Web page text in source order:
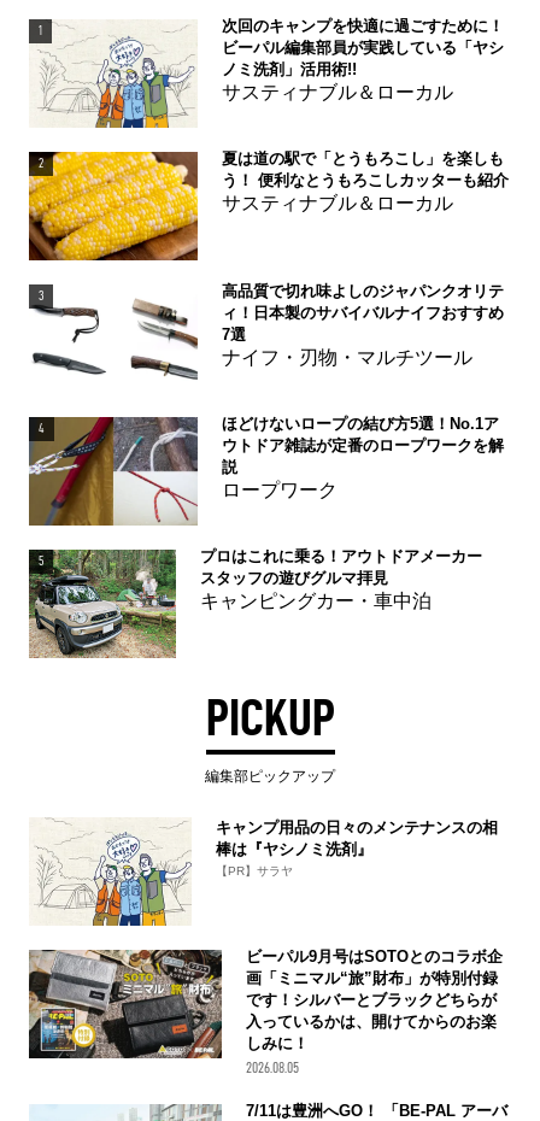
1
次回のキャンプを快適に過ごすために！
ビーパル編集部員が実践している「ヤシ
ノミ洗剤」活用術!!
サスティナブル＆ローカル
2
夏は道の駅で「とうもろこし」を楽しも
う！ 便利なとうもろこしカッターも紹介
サスティナブル＆ローカル
3
高品質で切れ味よしのジャパンクオリテ
ィ！日本製のサバイバルナイフおすすめ
7選
ナイフ・刃物・マルチツール
4
ほどけないロープの結び方5選！No.1ア
ウトドア雑誌が定番のロープワークを解
説
ロープワーク
5
プロはこれに乗る！アウトドアメーカー
スタッフの遊びグルマ拝見
キャンピングカー・車中泊
PICKUP
編集部ピックアップ
キャンプ用品の日々のメンテナンスの相
棒は『ヤシノミ洗剤』
【PR】サラヤ
ビーパル9月号はSOTOとのコラボ企
画「ミニマル“旅”財布」が特別付録
です！シルバーとブラックどちらが
入っているかは、開けてからのお楽
しみに！
2026.08.05
7/11は豊洲へGO！ 「BE-PAL アーバ